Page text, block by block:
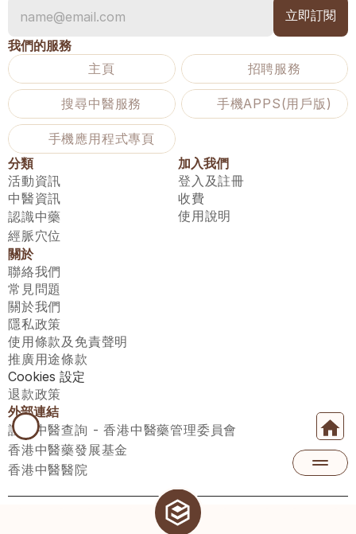
我們的服務
主頁
招聘服務
搜尋中醫服務 手機APPS(用戶版)
手機應用程式專頁
分類
活動資訊
中醫資訊
認識中藥
經脈穴位
加入我們
登入及註冊
收費
使用說明
關於
聯絡我們
常見問題
關於我們
隱私政策
使用條款及免責聲明
推廣用途條款
Cookies 設定
退款政策
外部連結
註冊中醫查詢 - 香港中醫藥管理委員會
香港中醫藥發展基金
香港中醫醫院
醫師匯有限公司 ECWAY LIMITED Copyright 2026© All rights